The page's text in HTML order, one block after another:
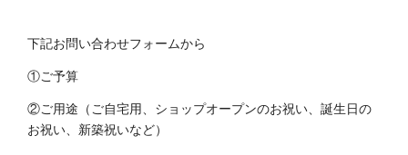
下記お問い合わせフォームから
①ご予算
②ご用途（ご自宅用、ショップオープンのお祝い、誕生日の
お祝い、新築祝いなど）